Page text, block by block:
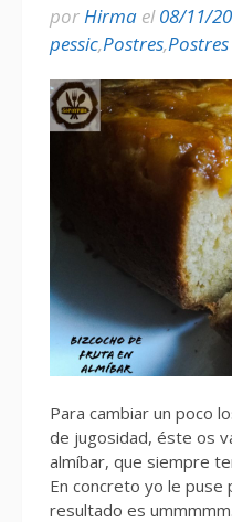
porHirma el08/11/
pessic,Postres,
Para cambiar un poco
de jugosidad, éste os
almíbar, que siempre
En concreto yo le puse
resultado es